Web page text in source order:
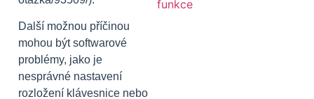
Další možnou příčinou
mohou být softwarové
problémy, jako je
nesprávné nastavení
rozložení klávesnice nebo